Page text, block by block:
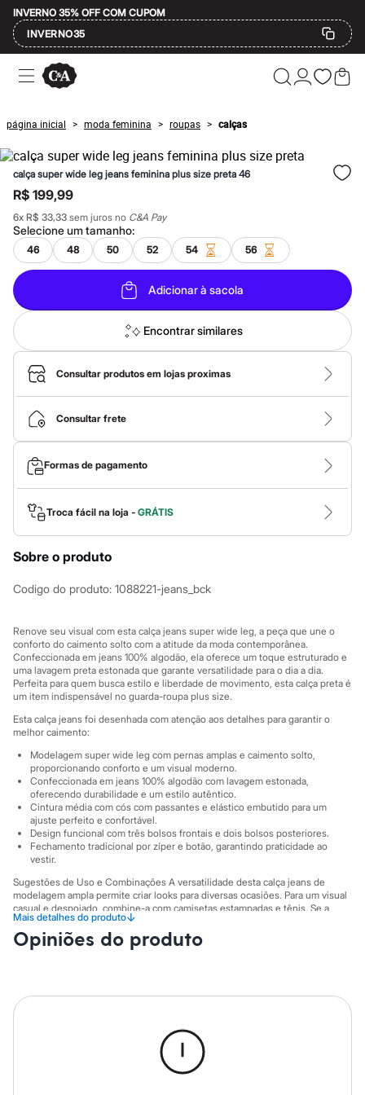
INVERNO 35% OFF COM CUPOM
INVERNO35
Ofertas
Compre por Departamento
Masculino
Infantil
Calçados
Mindse7
Plus Size
Até 20% off
Até 40% off
Até 60% off
A partir de 60% off
Feminino
Em alta
Inverno
Alfaiataria
Novidades
Roupas
Blusas e Camisetas
Básicos
Calças
Casacos e Jaquetas
Jeans
Macacões
Saias
Shorts e Bermudas
Vestidos
Acessórios
Bolsas
Bonés e Chapéus
Bijoux
Cintos
Relógios
Botas
Sandálias
Sapatilhas
Tênis
Marcas
City
Clock House
Mindset
Sawary
Yessica
Moda esportiva
Acessórios
Blusas
Calçados
Leggings
Shorts e Bermudas
Tops
Moda íntima
Calcinhas
Cintas e Modeladores
Meias
Pijamas
Sutiãs e Tops
Moda praia
Saídas de praia
Personagens
página inicial > moda feminina > roupas > calças
calça super wide leg jeans feminina plus size preta 46
R$ 199,99
6x R$ 33,33 sem juros no C&A Pay
Selecione umtamanho:
46 48 50 52 54 56
Adicionar à sacola
Encontrar similares
Consultar produtos em lojas proximas
Consultar frete
Formas de pagamento
Troca fácil na loja - GRÁTIS
Sobre o produto
Codigo do produto: 1088221-jeans_bck
Renove seu visual com esta calça jeans super wide leg, a peça que une o
conforto do caimento solto com a atitude da moda contemporânea.
Confeccionada em jeans 100% algodão, ela oferece um toque estruturado e
uma lavagem preta estonada que garante versatilidade para o dia a dia.
Perfeita para quem busca estilo e liberdade de movimento, esta calça preta é
um item indispensável no guarda-roupa plus size.
Esta calça jeans foi desenhada com atenção aos detalhes para garantir o
melhor caimento:
Modelagem super wide leg com pernas amplas e caimento solto,
proporcionando conforto e um visual moderno.
Confeccionada em jeans 100% algodão com lavagem estonada,
oferecendo durabilidade e um estilo autêntico.
Cintura média com cós com passantes e elástico embutido para um
ajuste perfeito e confortável.
Design funcional com três bolsos frontais e dois bolsos posteriores.
Fechamento tradicional por zíper e botão, garantindo praticidade ao
vestir.
Sugestões de Uso e Combinações A versatilidade desta calça jeans de
modelagem ampla permite criar looks para diversas ocasiões. Para um visual
casual e despojado, combine-a com camisetas estampadas e tênis. Se a
ideia é uma produção mais elaborada, aposte em blusas de tecido fluido,
bodies ajustados e sandálias de salto ou botas. Acessórios como cintos
marcando a cintura podem adicionar um toque extra de estilo.
Mais detalhes do produto↓
Opiniões do produto